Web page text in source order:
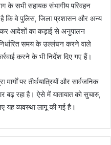
के सभी सहायक संभागीय परिवहन
है कि वे पुलिस, जिला प्रशासन और अन्य
कर आदेशों का कड़ाई से अनुपालन
निर्धारित समय के उल्लंघन करने वाले
करने के भी निर्देश दिए गए हैं।
पर तीर्थयात्रियों और सार्वजनिक
बढ़ रहा है। ऐसे में यातायात को सुचारु,
यह व्यवस्था लागू की गई है।